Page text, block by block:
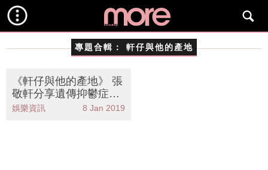
專題合輯： 軒仔與他的產地
《軒仔與他的產地》 張
敬軒分享遺傳抑鬱症經
歷 悟出人生道理
娛樂資訊 8 Jan 2019